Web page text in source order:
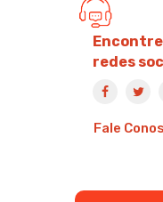
redes
Fale